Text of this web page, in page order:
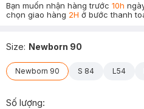
Bạn muốn nhận hàng trước 10h
chọn giao hàng 2H ở bước thanh
Size: Newborn 90
Newborn 90 S 84 L54
Số lượng: